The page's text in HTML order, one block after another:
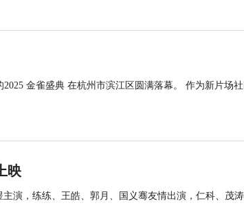
金雀盛典 在杭州市滨江区圆满落幕。 作为新片场
映
演，练练、王皓、郭月、国义骞友情出演，仁科、茂